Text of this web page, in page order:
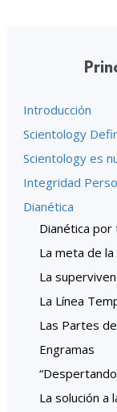
Introducción
Scientology
Scientology es
Integridad
Dianética
Dianética
La meta de la
La
La Línea
Las Partes
Engramas
La solución a